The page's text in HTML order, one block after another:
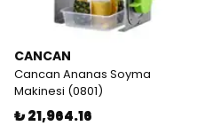
CANCAN
Cancan Ananas Soyma
Makinesi (0801)
₺ 21,964.16